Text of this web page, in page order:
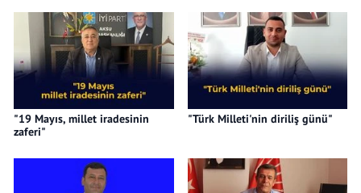
"19 Mayıs, millet iradesinin
zaferi"
"Türk Milleti'nin diriliş günü"